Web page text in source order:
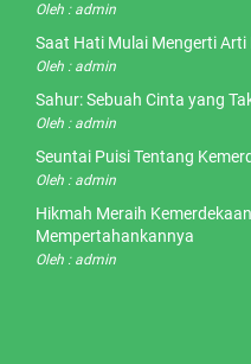
Oleh : admin
Saat Hati Mulai Mengerti Arti
Oleh : admin
Sahur: Sebuah Cinta yang
Oleh : admin
Seuntai Puisi Tentang
Oleh : admin
Hikmah Meraih
Mempertahankannya
Oleh : admin